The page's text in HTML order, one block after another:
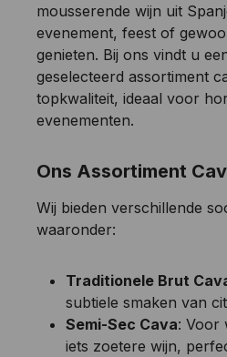
mousserende wijn uit
evenement, feest of
genieten. Bij ons vindt u
geselecteerd assortiment
topkwaliteit, ideaal voor
evenementen.
Ons Assortiment
Wij bieden verschillende
waaronder:
Traditionele Brut
subtiele smaken van
Semi-Sec Cava: Voor
iets zoetere wijn,